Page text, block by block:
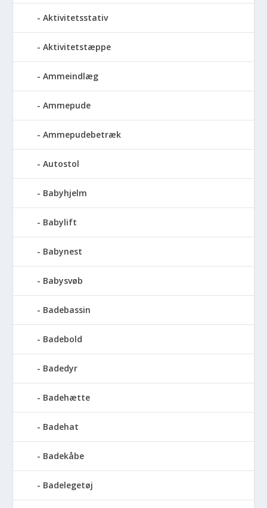
Aktivitetsstativ
Aktivitetstæppe
Ammeindlæg
Ammepude
Ammepudebetræk
Autostol
Babyhjelm
Babylift
Babynest
Babysvøb
Badebassin
Badebold
Badedyr
Badehætte
Badehat
Badekåbe
Badelegetøj